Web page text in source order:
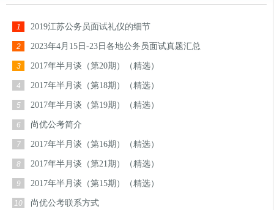
1 2019江苏公务员面试礼仪的细节
2 2023年4月15日-23日各地公务员面试真题汇总
3 2017年半月谈（第20期）（精选）
4 2017年半月谈（第18期）（精选）
5 2017年半月谈（第19期）（精选）
6 尚优公考简介
7 2017年半月谈（第16期）（精选）
8 2017年半月谈（第21期）（精选）
9 2017年半月谈（第15期）（精选）
10 尚优公考联系方式